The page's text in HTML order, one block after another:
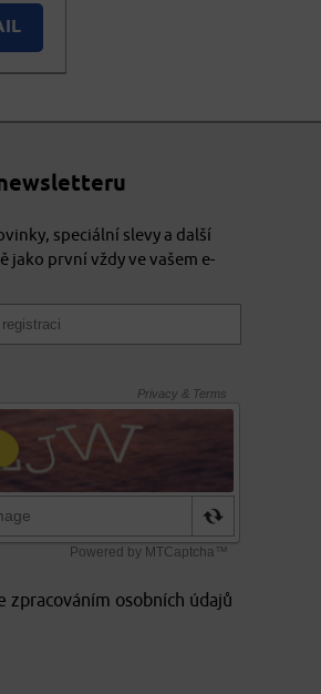
speciální slevy a další
jako první vždy ve vašem e-
zpracováním osobních údajů